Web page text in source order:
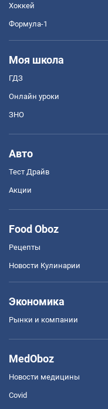
Хоккей
Формула-1
Моя школа
ГДЗ
Онлайн уроки
ЗНО
Авто
Тест Драйв
Акции
Food Oboz
Рецепты
Новости Кулинарии
Экономика
Рынки и компании
MedOboz
Новости медицины
Covid